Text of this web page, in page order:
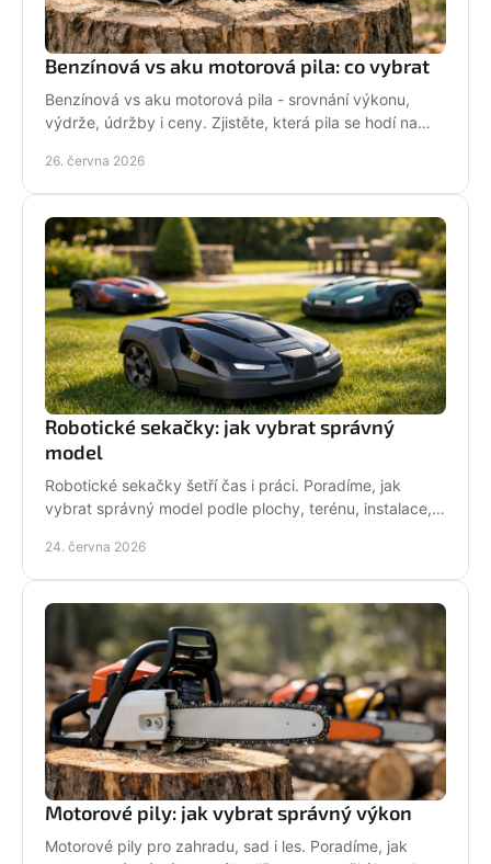
Benzínová vs aku motorová pila: co vybrat
Benzínová vs aku motorová pila - srovnání výkonu,
výdrže, údržby i ceny. Zjistěte, která pila se hodí na
26. června 2026
Robotické sekačky: jak vybrat správný
model
Robotické sekačky šetří čas i práci. Poradíme, jak
vybrat správný model podle plochy, terénu, instalace,
24. června 2026
Motorové pily: jak vybrat správný výkon
Motorové pily pro zahradu, sad i les. Poradíme, jak